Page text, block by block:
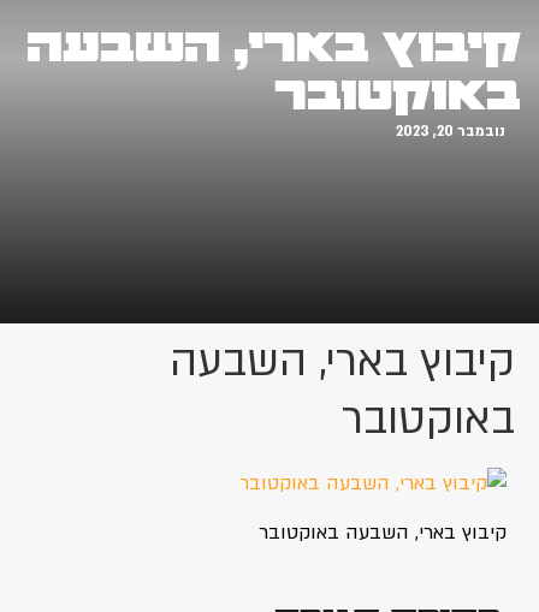
קיבוץ בארי, השבעה
באוקטובר
נובמבר 20, 2023
קיבוץ בארי, השבעה
באוקטובר
קיבוץ בארי, השבעה באוקטובר